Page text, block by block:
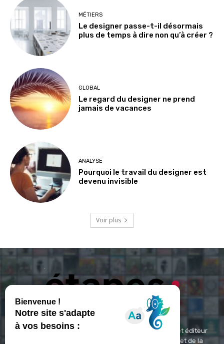
MÉTIERS
Le designer passe-t-il désormais
plus de temps à dire non qu’à créer ?
GLOBAL
Le regard du designer ne prend
jamais de vacances
ANALYSE
Pourquoi le travail du designer est
devenu invisible
Voir plus
ETAPES : Magazine Média de référence depuis 1994 et éditeur
spécialisé dans les domaines du design, de l'image et de la